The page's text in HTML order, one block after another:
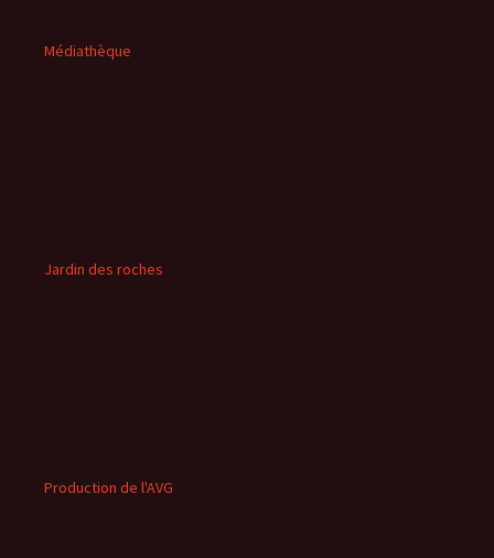
Médiathèque
Jardin des roches
Production de l'AVG